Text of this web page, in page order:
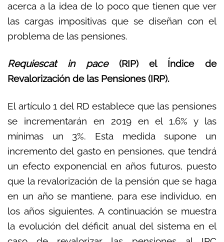
acerca a la idea de lo poco que tienen que ver
las cargas impositivas que se diseñan con el
problema de las pensiones.
Requiescat in pace(RIP) el Índice de
Revalorización de las Pensiones (IRP).
El artículo 1 del RD establece que las pensiones
se incrementarán en 2019 en el 1,6% y las
mínimas un 3%. Esta medida supone un
incremento del gasto en pensiones, que tendrá
un efecto exponencial en años futuros, puesto
que la revalorización de la pensión que se haga
en un año se mantiene, para ese individuo, en
los años siguientes. A continuación se muestra
la evolución del déficit anual del sistema en el